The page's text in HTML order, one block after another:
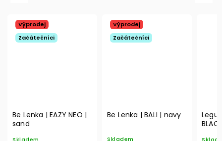
Výprodej
Začátečníci
Be Lenka | EAZY NEO |
sand
Výprodej
Začátečníci
Be Lenka | BALI | navy
Skladem